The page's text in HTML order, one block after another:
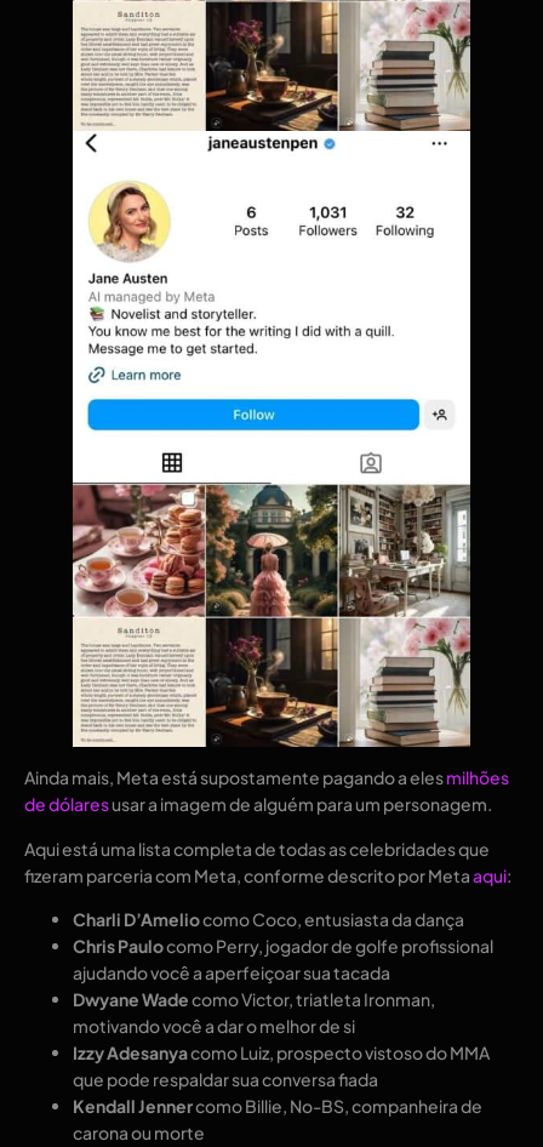
Ainda mais, Meta está supostamente pagando a elesmilhões
de dólaresusar a imagem de alguém para um personagem.
Aqui está uma lista completa de todas as celebridades que
fizeram parceria com Meta, conforme descrito por Metaaqui:
Charli D’Ameliocomo Coco, entusiasta da dança
Chris Paulocomo Perry, jogador de golfe profissional
ajudando você a aperfeiçoar sua tacada
Dwyane Wadecomo Victor, triatleta Ironman,
motivando você a dar o melhor de si
Izzy Adesanyacomo Luiz, prospecto vistoso do MMA
que pode respaldar sua conversa fiada
Kendall Jennercomo Billie, No-BS, companheira de
carona ou morte